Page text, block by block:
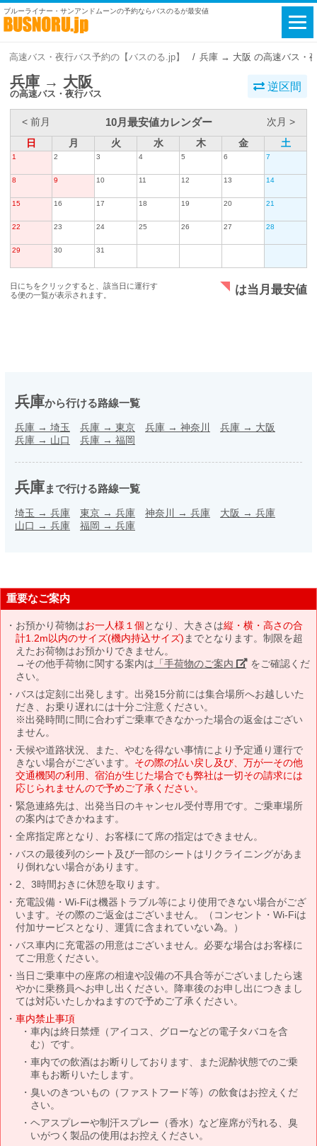
ブルーライナー・サンアンドムーンの予約ならバスのるが最安値
高速バス・夜行バス予約の【バスのる.jp】 兵庫 → 大阪 の高速バス・
兵庫 → 大阪
の高速バス・夜行バス
逆区間
< 前月 10月最安値カレンダー
次月 >
日
月 火 水 木 金 土
1 2 3 4 5 6 7
8 9 10 11 12 13 14
15 16 17 18 19 20 21
22 23 24 25 26 27 28
29 30 31
日にちをクリックすると、該当日に運行す
る便の一覧が表示されます。
は当月最安値
兵庫から行ける路線一覧
兵庫 → 埼玉 兵庫 → 東京 兵庫 → 神奈川 兵庫 → 大阪
兵庫 → 山口 兵庫 → 福岡
兵庫まで行ける路線一覧
埼玉 → 兵庫 東京 → 兵庫 神奈川 → 兵庫 大阪 → 兵庫
山口 → 兵庫 福岡 → 兵庫
重要なご案内
お預かり荷物はお一人様１個となり、大きさは縦・横・高さの合
計1.2m以内のサイズ(機内持込サイズ) までとなります。制限を超
えたお荷物はお預かりできません。
→その他手荷物に関する案内は 「手荷物のご案内」 をご確認くだ
さい。
バスは定刻に出発します。出発15分前には集合場所へお越しいた
だき、お乗り遅れには十分ご注意ください。
※出発時間に間に合わずご乗車できなかった場合の返金はござい
ません。
天候や道路状況、また、やむを得ない事情により予定通り運行で
きない場合がございます。 その際の払い戻し及び、万が一その他
交通機関の利用、宿泊が生じた場合でも弊社は一切その請求には
応じられませんので予めご了承ください。
緊急連絡先は、出発当日のキャンセル受付専用です。ご乗車場所
の案内はできかねます。
全席指定席となり、お客様にて席の指定はできません。
バスの最後列のシート及び一部のシートはリクライニングがあま
り倒れない場合があります。
2、3時間おきに休憩を取ります。
充電設備・Wi-Fiは機器トラブル等により使用できない場合がござ
います。その際のご返金はございません。（コンセント・Wi-Fiは
付加サービスとなり、運賃に含まれていない為。）
バス車内に充電器の用意はございません。必要な場合はお客様に
てご用意ください。
当日ご乗車中の座席の相違や設備の不具合等がございましたら速
やかに乗務員へお申し出ください。降車後のお申し出につきまし
ては対応いたしかねますので予めご了承ください。
車内禁止事項
車内は終日禁煙（アイコス、グローなどの電子タバコを含
む）です。
車内での飲酒はお断りしております、また泥酔状態でのご乗
車もお断りいたします。
臭いのきついもの（ファストフード等）の飲食はお控えくだ
さい。
ヘアスプレーや制汗スプレー（香水）など座席が汚れる、臭
いがつく製品の使用はお控えください。